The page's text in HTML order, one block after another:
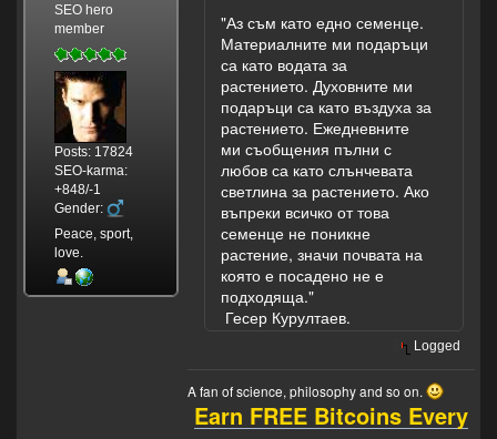
SEO hero
member
Posts: 17824
SEO-karma:
+848/-1
Gender:
Peace, sport,
love.
"Аз съм като едно семенце.
Материалните ми подаръци
са като водата за
растението. Духовните ми
подаръци са като въздуха за
растението. Ежедневните
ми съобщения пълни с
любов са като слънчевата
светлина за растението. Ако
въпреки всичко от това
семенце не поникне
растение, значи почвата на
която е посадено не е
подходяща."
Гесер Курултаев.
Logged
A fan of science, philosophy and so on.
Earn FREE Bitcoins Every